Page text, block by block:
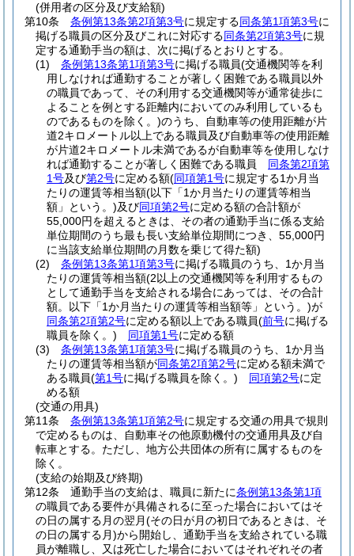
(併用者の区分及び支給額)
第10条
条例第13条第2項第3号に規定する同条第1項第3号に
掲げる職員の区分及びこれに対応する同条第2項第3号に規
定する通勤手当の額は、次に掲げるとおりとする。
(1)
条例第13条第1項第3号に掲げる職員(交通機関等を利
用しなければ通勤することが著しく困難である職員以外
の職員であって、その利用する交通機関等が通常徒歩に
よることを例とする距離内においてのみ利用しているも
のであるものを除く。)のうち、自動車等の使用距離が片
道2キロメートル以上である職員及び自動車等の使用距離
が片道2キロメートル未満であるが自動車等を使用しなけ
れば通勤することが著しく困難である職員 同条第2項第
1号及び第2号に定める額(同項第1号に規定する1か月当
たりの運賃等相当額(以下「1か月当たりの運賃等相当
額」という。)及び同項第2号に定める額の合計額が
55,000円を超えるときは、その者の通勤手当に係る支給
単位期間のうち最も長い支給単位期間につき、55,000円
に当該支給単位期間の月数を乗じて得た額)
(2)
条例第13条第1項第3号に掲げる職員のうち、1か月当
たりの運賃等相当額(2以上の交通機関等を利用するもの
として通勤手当を支給される場合にあっては、その合計
額。以下「1か月当たりの運賃等相当額等」という。)が
同条第2項第2号に定める額以上である職員(前号に掲げる
職員を除く。)
同項第1号に定める額
(3)
条例第13条第1項第3号に掲げる職員のうち、1か月当
たりの運賃等相当額が同条第2項第2号に定める額未満で
ある職員(第1号に掲げる職員を除く。) 同項第2号に定
める額
(交通の用具)
第11条
条例第13条第1項第2号に規定する交通の用具で規則
で定めるものは、自動車その他原動機付の交通用具及び自
転車とする。 ただし、地方公共団体の所有に属するものを
除く。
(支給の始期及び終期)
第12条
通勤手当の支給は、職員に新たに条例第13条第1項
の職員である要件が具備されるに至った場合においてはそ
の日の属する月の翌月(その日が月の初日であるときは、そ
の日の属する月)から開始し、通勤手当を支給されている職
員が離職し、又は死亡した場合においてはそれぞれその者